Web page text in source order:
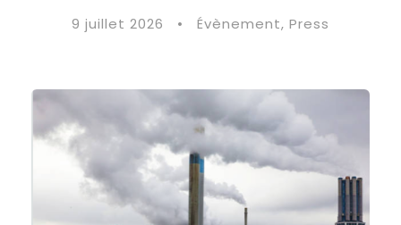
9 juillet 2026 • Évènement, Press